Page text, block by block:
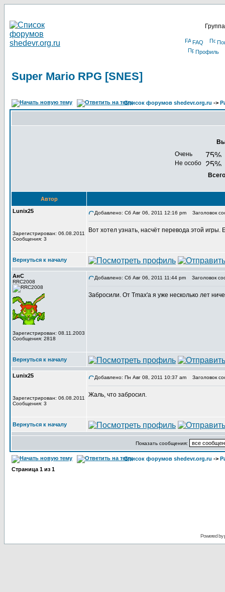
FAQ
Профиль
Super Mario RPG [SNES]
Список форумов shedevr.org.ru ->
Очень
Не особо
Автор
Lunix25
Зарегистрирован: 06.08.2011
Сообщения: 3
Добавлено: Сб Авг 06, 2011 12:16 pm Заголовок
Вот хотел узнать, насчёт перевода этой
Вернуться к началу
АнС
RRC2008
Зарегистрирован: 08.11.2003
Сообщения: 2818
Добавлено: Сб Авг 06, 2011 11:44 pm Заголовок
Забросили. От Tmax'а я уже несколько лет
Вернуться к началу
Lunix25
Зарегистрирован: 06.08.2011
Сообщения: 3
Добавлено: Пн Авг 08, 2011 10:37 am Заголовок
Жаль, что забросил.
Вернуться к началу
Показать сообщения:
Список форумов shedevr.org.ru ->
Страница 1 из 1
Powered by